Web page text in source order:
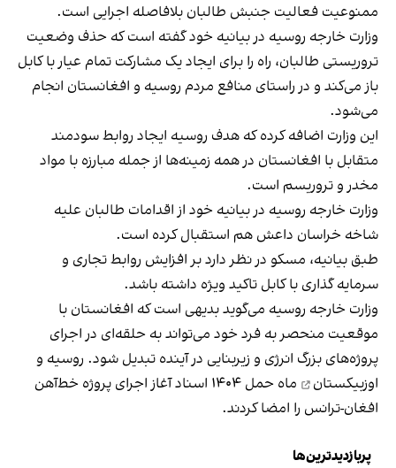
ممنوعیت فعالیت جنبش طالبان بلافاصله اجرایی است.
وزارت خارجه روسیه در بیانیه خود گفته است که حذف وضعیت
تروریستی طالبان، راه را برای ایجاد یک مشارکت تمام عیار با کابل
باز می‌کند و در راستای منافع مردم روسیه و افغانستان انجام
می‌شود.
این وزارت اضافه کرده که هدف روسیه ایجاد روابط سودمند
متقابل با افغانستان در همه زمینه‌ها از جمله مبارزه با مواد
مخدر و تروریسم است.
وزارت خارجه روسیه در بیانیه خود از اقدامات طالبان علیه
شاخه خراسان داعش هم استقبال کرده است.
طبق بیانیه، مسکو در نظر دارد بر افزایش روابط تجاری و
سرمایه گذاری با کابل تاکید ویژه داشته باشد.
وزارت خارجه روسیه می‌گوید بدیهی است که افغانستان با
موقعیت منحصر به فرد خود می‌تواند به حلقه‌ای در اجرای
پروژه‌های بزرگ انرژی و زیربنایی در آینده تبدیل شود. روسیه و
اوزبیکستان
ماه حمل ۱۴۰۴ اسناد آغاز اجرای پروژه خط‌آهن
افغان-ترانس را امضا کردند.
پربازدیدترین‌ها